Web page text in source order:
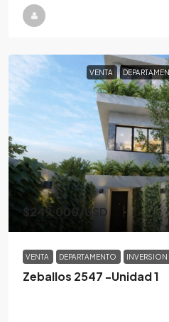
VENTA
$249,000/USD
VENTA DEPARTAMENTO INVERSION
Zeballos 2547 -Unidad 1